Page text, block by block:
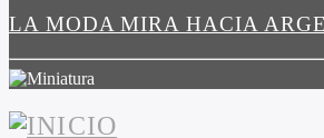
LA MODA MIRA HACIA